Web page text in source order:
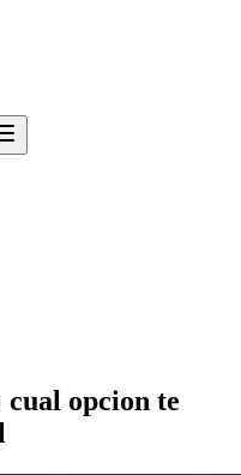
cual opcion te